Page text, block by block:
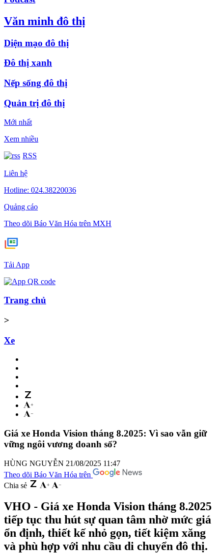
Văn minh đô thị
Diện mạo đô thị
Đô thị xanh
Nếp sống đô thị
Quản trị đô thị
Mới nhất
Xem nhiều
RSS
Liên hệ
Hotline: 024.38220036
Quảng cáo
Theo dõi Báo Văn Hóa trên MXH
Tải App
Trang chủ
>
Xe
Giá xe Honda Vision tháng 8.2025: Vì sao vẫn giữ
vững ngôi vương doanh số?
HÙNG NGUYỄN 21/08/2025 11:47
Theo dõi Báo Văn Hóa trên
Chia sẻ
VHO - Giá xe Honda Vision tháng 8.2025
tiếp tục thu hút sự quan tâm nhờ mức giá
ổn định, thiết kế nhỏ gọn, tiết kiệm xăng
và phù hợp với nhu cầu di chuyển đô thị.